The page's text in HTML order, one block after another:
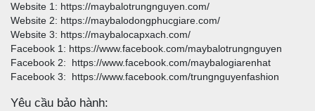
Website 1: https://maybalotrungnguyen.com/
Website 2: https://maybalodongphucgiare.com/
Website 3: https://maybalocapxach.com/
Facebook 1: https://www.facebook.com/maybalotrungnguyen
Facebook 2: https://www.facebook.com/maybalogiarenhat
Facebook 3: https://www.facebook.com/trungnguyenfashion
Yêu cầu bảo hành: